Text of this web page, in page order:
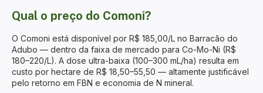
Qual o preço do Comoni?
O Comoni está disponível por R$ 185,00/L no Barracão do
Adubo — dentro da faixa de mercado para Co-Mo-Ni (R$
180–220/L). A dose ultra-baixa (100–300 mL/ha) resulta em
custo por hectare de R$ 18,50–55,50 — altamente justificável
pelo retorno em FBN e economia de N mineral.